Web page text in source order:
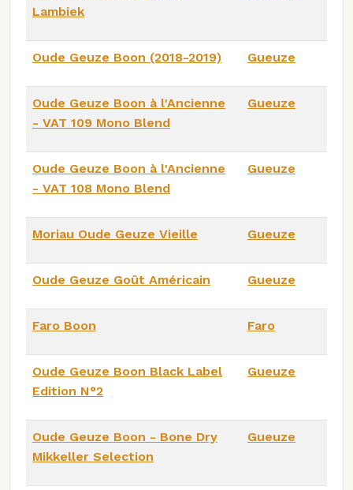
Lambiek
Oude Geuze Boon (2018-2019) Gueuze
Oude Geuze Boon à l'Ancienne
- VAT 109 Mono Blend
Gueuze
Oude Geuze Boon à l'Ancienne
- VAT 108 Mono Blend
Gueuze
Moriau Oude Geuze Vieille Gueuze
Oude Geuze Goût Américain Gueuze
Faro Boon Faro
Oude Geuze Boon Black Label
Edition N°2
Gueuze
Oude Geuze Boon - Bone Dry
Mikkeller Selection
Gueuze